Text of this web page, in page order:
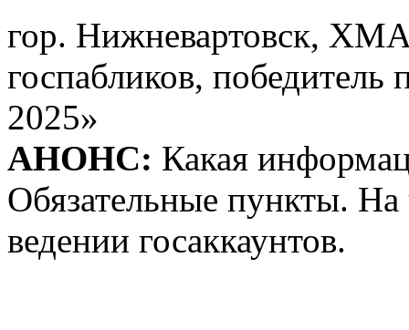
гор. Нижневартовск,
госпабликов,
2025»
АНОНС: Какая
Обязательные пункты.
ведении госаккаунтов.